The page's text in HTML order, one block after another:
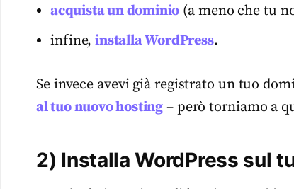
acquista un dominio (a meno che tu
infine,installa WordPress.
Se invece avevi già registrato un tuo
al tuo nuovo hosting – però torniamo a
2) Installa WordPress sul